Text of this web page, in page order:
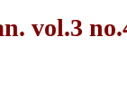
vol.3